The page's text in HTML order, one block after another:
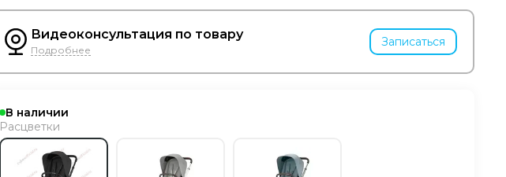
Видеоконсультация по товару
Подробнее
Записаться
В наличии
Расцветки